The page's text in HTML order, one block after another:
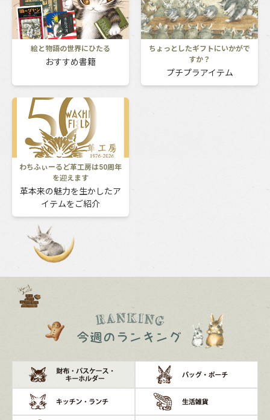
絵と物語の世界にひたる
おすすめ書籍
ちょっとしたギフトにいかがで
すか？
プチプラアイテム
わちふぃーるど革工房は50周年
を迎えます
革本来の魅力を生かしたア
イテムをご紹介